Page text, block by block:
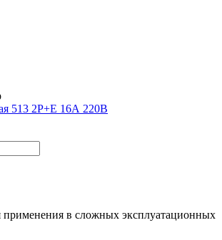
513 2Р+Е 16А 220В
применения в сложных эксплуатационных